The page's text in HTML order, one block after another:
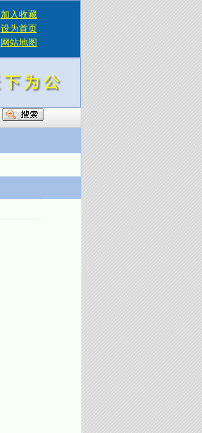
加入收藏
设为首页
网站地图